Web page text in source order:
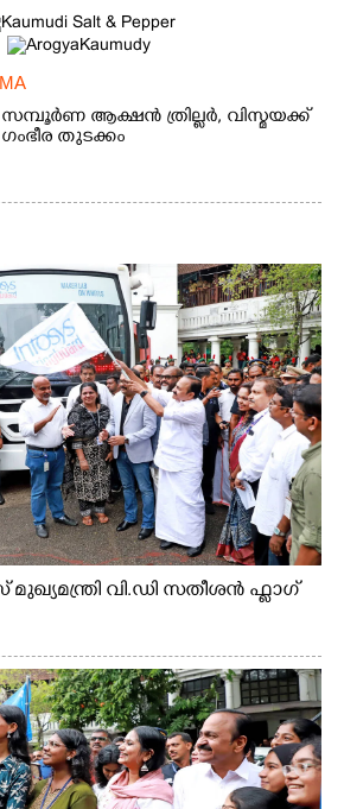
സമ്പൂർണ ആക്ഷൻ ത്രില്ലർ,​ വിസ്മയക്ക്
ഗംഭീര തുടക്കം
വി.ഡി സതീശൻ ഫ്ലാഗ്